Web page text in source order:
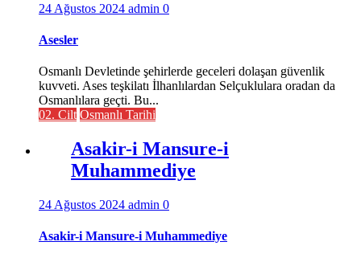
24 Ağustos 2024 admin 0
Asesler
Osmanlı Devletinde şehirlerde geceleri dolaşan güvenlik
kuvveti. Ases teşkilatı İlhanlılardan Selçuklulara oradan da
Osmanlılara geçti. Bu...
02. Cilt Osmanlı Tarihi
Asakir-i Mansure-i
Muhammediye
24 Ağustos 2024 admin 0
Asakir-i Mansure-i Muhammediye